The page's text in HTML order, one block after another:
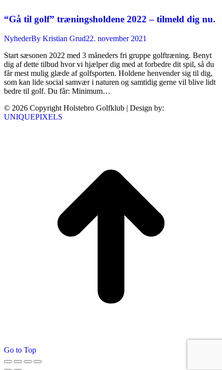
“Gå til golf” træningsholdene 2022 – tilmeld dig nu.
NyhederBy Kristian Grud22. november 2021
Start sæsonen 2022 med 3 måneders fri gruppe golftræning. Benyt
dig af dette tilbud hvor vi hjælper dig med at forbedre dit spil, så du
får mest mulig glæde af golfsporten. Holdene henvender sig til dig,
som kan lide social samvær i naturen og samtidig gerne vil blive lidt
bedre til golf. Du får: Minimum…
© 2026 Copyright Holstebro Golfklub | Design by:
UNIQUEPIXELS
Go to Top